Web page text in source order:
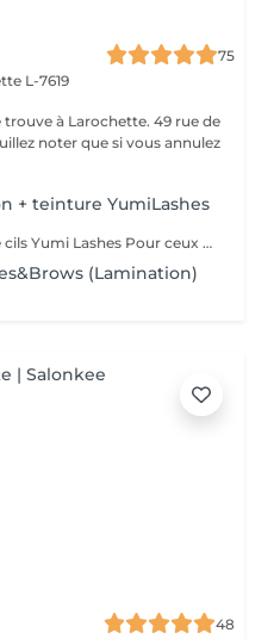
75
L-7619
à Larochette. 49 rue de
+ teinture YumiLashes
A qui convient la lamination de cils Yumi Lashes Pour ceux qui ont: - cils courts - cils poussant droits - cils poussant vers le bas - cils clairs - avec absence de paupière - avec paupière supérieure débordante - avec des paupières « affaissées » liées à l'âge - mener une vie active - gagner du temps - ceux qui partent en vacances, en voyage Vous obtenez des cils brillants avec une belle courbe. Un peu de magie et voila
(Lamination)
48